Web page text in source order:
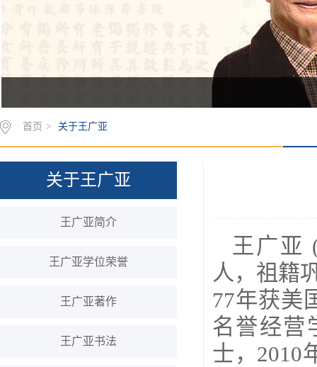
首页 > 关于王广亚
关于王广亚
王广亚简介
王广亚学位荣誉
王广亚著作
王广亚书法
王广亚
人，祖籍
77年获美
名誉经营
士，2010